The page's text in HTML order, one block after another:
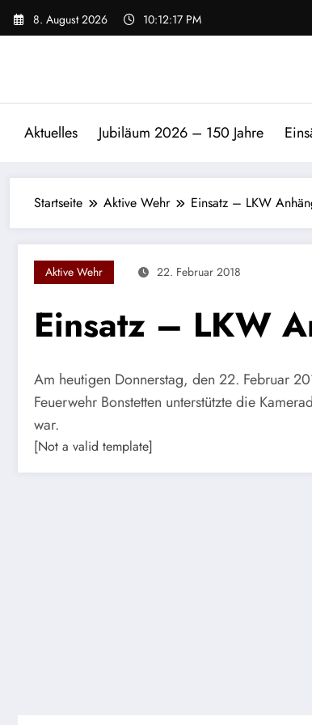
Zum
Inhalt
8. August 2026 10:12:18 PM
Aktuelles Jubiläum 2026 – 150 Jahre
Startseite Aktive Wehr Einsatz – LKW
Aktive Wehr 22. Februar 2018
Einsatz – LKW
Am heutigen Donnerstag, den 22. Februar
Feuerwehr Bonstetten unterstützte die
war.
[Not a valid template]